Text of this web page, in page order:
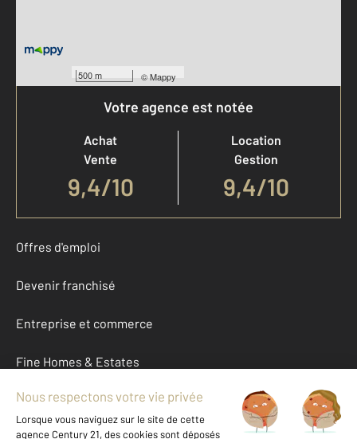
500 m ©Mappy
Votre agence est notée
Achat
Vente
9,4/10
Location
Gestion
9,4/10
Offres d'emploi
Devenir franchisé
Entreprise et commerce
Fine Homes & Estates
À propos